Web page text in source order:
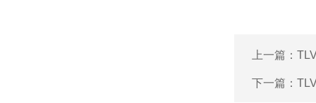
上一篇：
下一篇：